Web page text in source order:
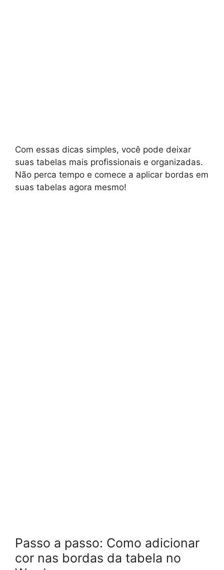
Com essas dicas simples, você pode deixar
suas tabelas mais profissionais e organizadas.
Não perca tempo e comece a aplicar bordas em
suas tabelas agora mesmo!
Passo a passo: Como adicionar
cor nas bordas da tabela no